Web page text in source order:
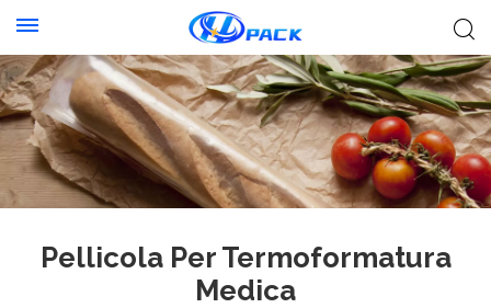
Pellicola Per Termoformatura
Medica